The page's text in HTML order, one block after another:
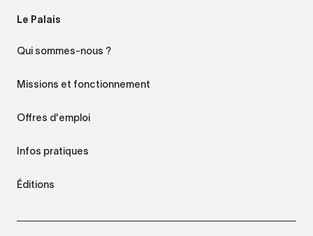
Le Palais
Qui sommes-nous ?
Missions et fonctionnement
Offres d'emploi
Infos pratiques
Éditions